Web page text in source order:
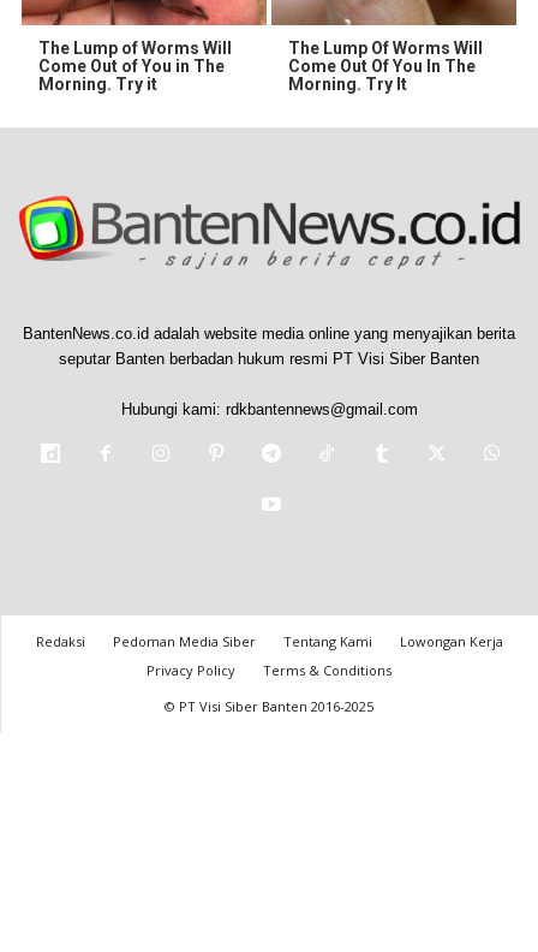
The Lump of Worms Will
Come Out of You in The
Morning. Try it
The Lump Of Worms Will
Come Out Of You In The
Morning. Try It
BantenNews.co.id adalah website media online yang menyajikan berita
seputar Banten berbadan hukum resmi PT Visi Siber Banten
Hubungi kami: rdkbantennews@gmail.com
Redaksi Pedoman Media Siber Tentang Kami
Lowongan Kerja
Privacy Policy
Terms & Conditions
© PT Visi Siber Banten 2016-2025